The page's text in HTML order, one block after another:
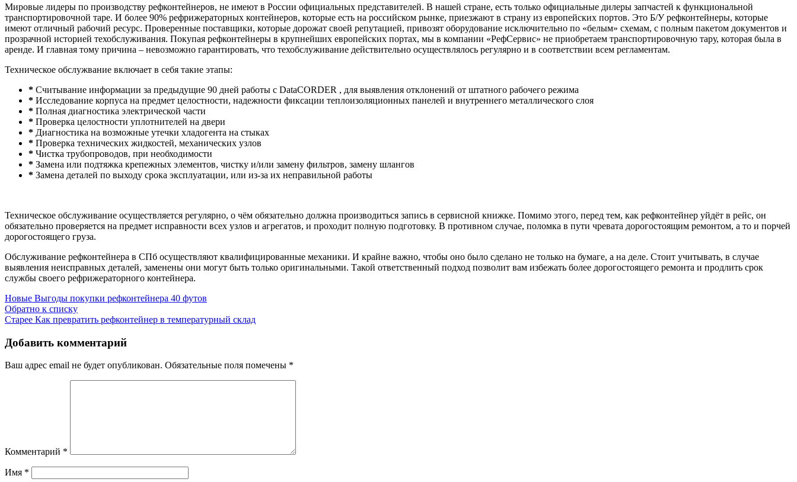
Мировые лидеры по производству рефконтейнеров, не имеют в России официальных представителей. В нашей стране, есть только официальные дилеры запчастей к функциональной
транспортировочной таре. И более 90% рефрижераторных контейнеров, которые есть на российском рынке, приезжают в страну из европейских портов. Это Б/У рефконтейнеры, которые
имеют отличный рабочий ресурс. Проверенные поставщики, которые дорожат своей репутацией, привозят оборудование исключительно по «белым» схемам, с полным пакетом документов и
прозрачной историей техобслуживания. Покупая рефконтейнеры в крупнейших европейских портах, мы в компании «РефСервис» не приобретаем транспортировочную тару, которая была в
аренде. И главная тому причина – невозможно гарантировать, что техобслуживание действительно осуществлялось регулярно и в соответствии всем регламентам.
Техническое обслужвание включает в себя такие этапы:
* Считывание информации за предыдущие 90 дней работы с DataCORDER , для выявления отклонений от штатного рабочего режима
* Исследование корпуса на предмет целостности, надежности фиксации теплоизоляционных панелей и внутреннего металлического слоя
* Полная диагностика электрической части
* Проверка целостности уплотнителей на двери
* Диагностика на возможные утечки хладогента на стыках
* Проверка технических жидкостей, механических узлов
* Чистка трубопроводов, при необходимости
* Замена или подтяжка крепежных элементов, чистку и/или замену фильтров, замену шлангов
* Замена деталей по выходу срока эксплуатации, или из-за их неправильной работы
Техническое обслуживание осуществляется регулярно, о чём обязательно должна производиться запись в сервисной книжке. Помимо этого, перед тем, как рефконтейнер уйдёт в рейс, он
обязательно проверяется на предмет исправности всех узлов и агрегатов, и проходит полную подготовку. В противном случае, поломка в пути чревата дорогостоящим ремонтом, а то и порчей
дорогостоящего груза.
Обслуживание рефконтейнера в СПб осуществляют квалифицированные механики. И крайне важно, чтобы оно было сделано не только на бумаге, а на деле. Стоит учитывать, в случае
выявления неисправных деталей, заменены они могут быть только оригинальными. Такой ответственный подход позволит вам избежать более дорогостоящего ремонта и продлить срок
службы своего рефрижераторного контейнера.
Новые Выгоды покупки рефконтейнера 40 футов
Обратно к списку
Старее Как превратить рефконтейнер в температурный склад
Добавить комментарий
Ваш адрес email не будет опубликован. Обязательные поля помечены *
Комментарий *
Имя *